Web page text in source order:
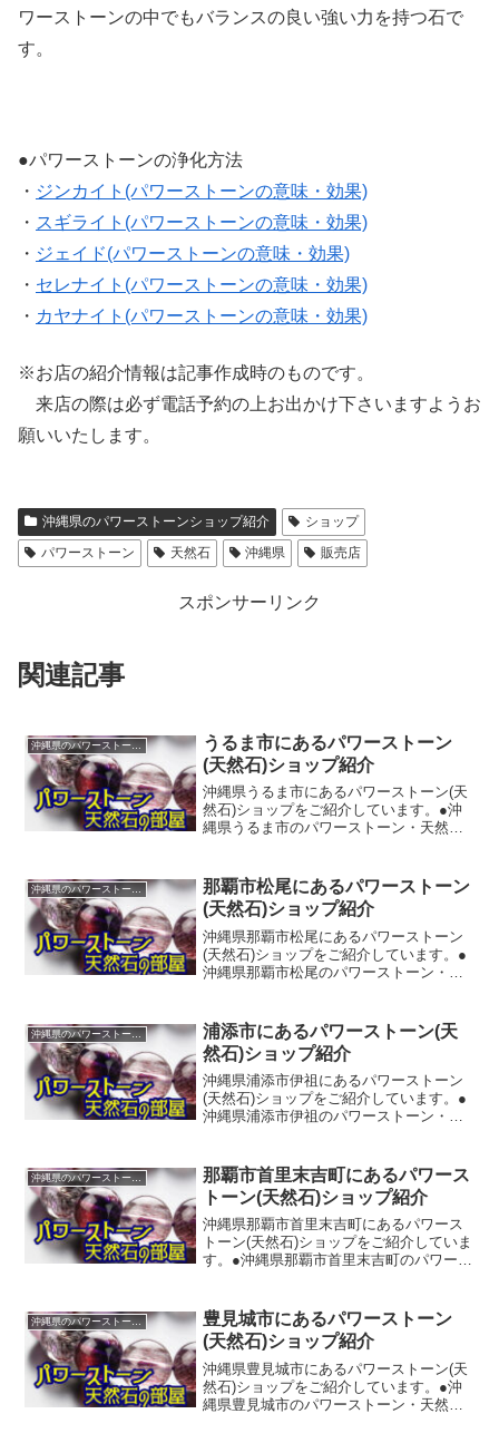
ワーストーンの中でもバランスの良い強い力を持つ石で
す。
●パワーストーンの浄化方法
・ ジンカイト(パワーストーンの意味・効果)
・ スギライト(パワーストーンの意味・効果)
・ ジェイド(パワーストーンの意味・効果)
・ セレナイト(パワーストーンの意味・効果)
・ カヤナイト(パワーストーンの意味・効果)
※お店の紹介情報は記事作成時のものです。
来店の際は必ず電話予約の上お出かけ下さいますようお
願いいたします。
沖縄県のパワーストーンショップ紹介
ショップ
パワーストーン
天然石 沖縄県 販売店
スポンサーリンク
関連記事
沖縄県のパワーストーンショップ紹介
うるま市にあるパワーストーン
(天然石)ショップ紹介
沖縄県うるま市にあるパワーストーン(天
然石)ショップをご紹介しています。●沖
縄県うるま市のパワーストーン・天然石
【TEL】098-979-6511【所在地】沖縄県
うる...
沖縄県のパワーストーンショップ紹介
那覇市松尾にあるパワーストーン
(天然石)ショップ紹介
沖縄県那覇市松尾にあるパワーストーン
(天然石)ショップをご紹介しています。●
沖縄県那覇市松尾のパワーストーン・天
那覇市松尾２丁目１０－２０－１Ｆ【ホ
ームペー...
浦添市にあるパワーストーン(天
然石)ショップ紹介
沖縄県浦添市伊祖にあるパワーストーン
(天然石)ショップをご紹介しています。●
沖縄県浦添市伊祖のパワーストーン・天
098-878-5880【所在地】沖縄県浦添市伊
祖１...
那覇市首里末吉町にあるパワース
トーン(天然石)ショップ紹介
沖縄県那覇市首里末吉町にあるパワース
トーン(天然石)ショップをご紹介していま
す。●沖縄県那覇市首里末吉町のパワース
沖縄県那覇市首里末吉町４丁目５－２
１...
沖縄県のパワーストーンショップ紹介
豊見城市にあるパワーストーン
(天然石)ショップ紹介
沖縄県豊見城市にあるパワーストーン(天
然石)ショップをご紹介しています。●沖
縄県豊見城市のパワーストーン・天然石